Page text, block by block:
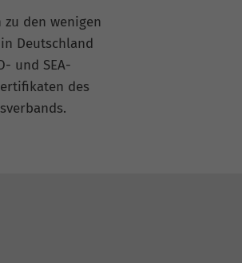
zu den wenigen
Deutschland
und SEA-
des